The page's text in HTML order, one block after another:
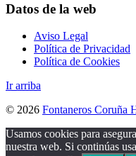
Datos de la web
Aviso Legal
Política de Privacidad
Política de Cookies
Ir arriba
© 2026 Fontaneros Coruña
Usamos cookies para
nuestra web. Si continúas